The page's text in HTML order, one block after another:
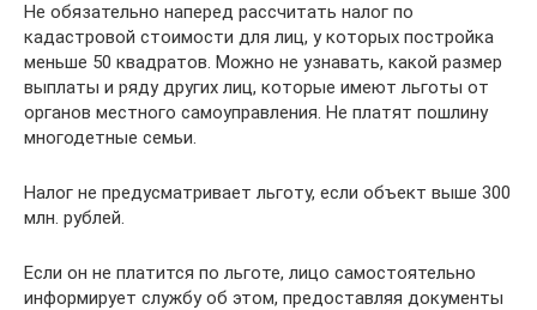
Не обязательно наперед рассчитать налог по
кадастровой стоимости для лиц, у которых постройка
меньше 50 квадратов. Можно не узнавать, какой размер
выплаты и ряду других лиц, которые имеют льготы от
органов местного самоуправления. Не платят пошлину
многодетные семьи.
Налог не предусматривает льготу, если объект выше 300
млн. рублей.
Если он не платится по льготе, лицо самостоятельно
информирует службу об этом, предоставляя документы